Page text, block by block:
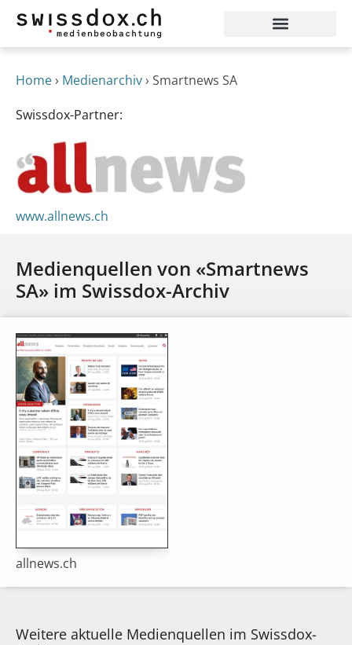
Home› Medienarchiv› Smartnews SA
Swissdox-Partner:
www.allnews.ch
Medienquellen von «Smartnews
SA» im Swissdox-Archiv
allnews.ch
Weitere aktuelle Medienquellen im Swissdox-